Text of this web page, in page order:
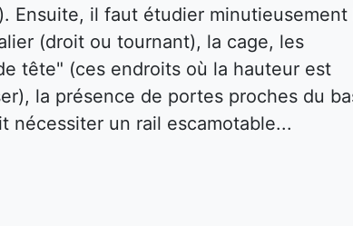
Ensuite, il faut étudier minutieusement
(droit ou tournant), la cage, les
tête" (ces endroits où la hauteur est
la présence de portes proches du
nécessiter un rail escamotable...